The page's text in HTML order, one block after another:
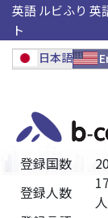
英語 ルビふり 英
ト